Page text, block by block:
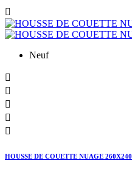

Neuf





HOUSSE DE COUETTE NUAGE 260X240